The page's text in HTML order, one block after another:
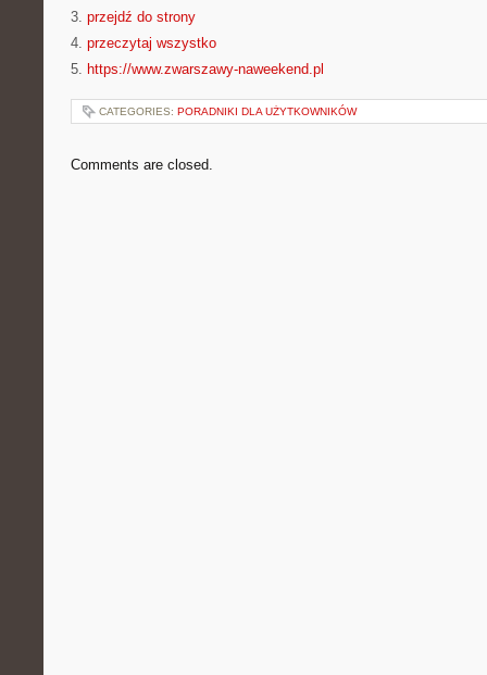
3. przejdź do strony
4. przeczytaj wszystko
5. https://www.zwarszawy-naweekend.pl
CATEGORIES: PORADNIKI DLA UŻYTKOWNIKÓW
Comments are closed.